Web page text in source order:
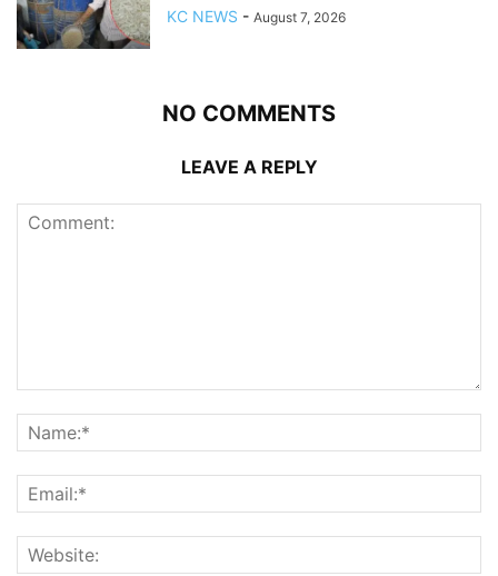
KC NEWS - August 7, 2026
NO COMMENTS
LEAVE A REPLY